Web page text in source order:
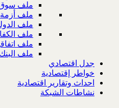
ملف سوق
ملف أزمة
ملف
ملف
ملف
ملف
جدل اقتصادي
خواطر إقتصادية
احداث وتقارير اقتصادية
نشاطات الشبكة